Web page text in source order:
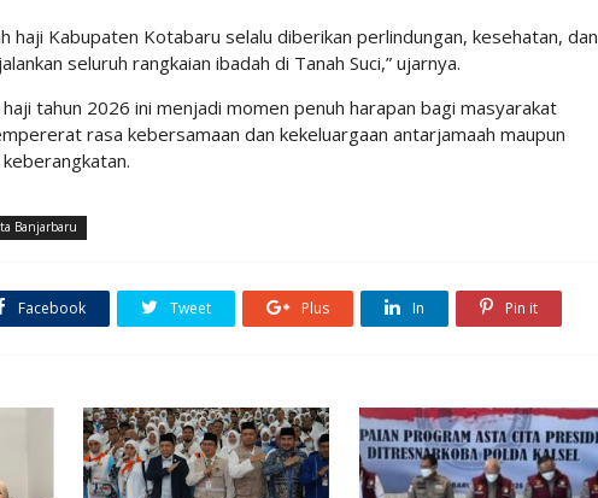
haji Kabupaten Kotabaru selalu diberikan perlindungan, kesehatan, dan
seluruh rangkaian ibadah di Tanah Suci,” ujarnya.
tahun 2026 ini menjadi momen penuh harapan bagi masyarakat
rasa kebersamaan dan kekeluargaan antarjamaah maupun
Banjarbaru
Facebook Tweet Plus In Pin it